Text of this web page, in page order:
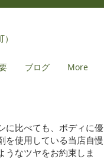
ブログ More
に比べても、ボディに優
を使用している当店自慢
うなツヤをお約束しま